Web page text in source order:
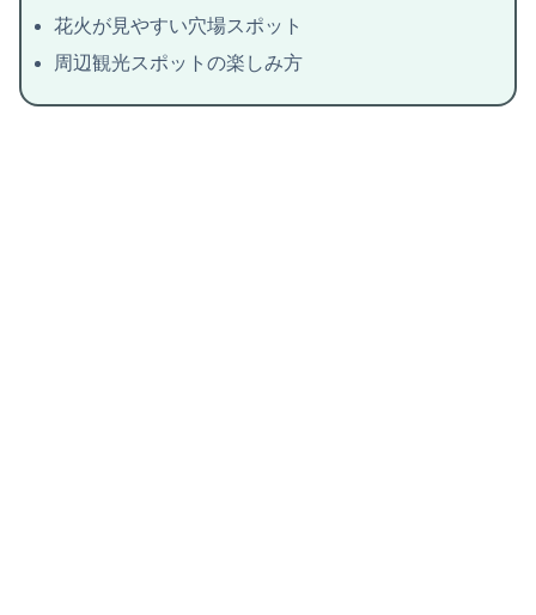
花火が見やすい穴場スポット
周辺観光スポットの楽しみ方